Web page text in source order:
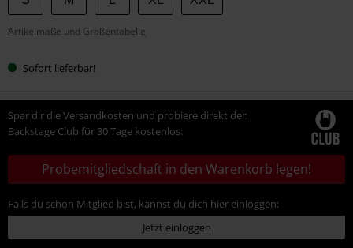
deine
Größe
Artikelmaße und Größentabelle
Sofort lieferbar!
Spar dir die Versandkosten und probiere direkt den
Backstage Club für 30 Tage kostenlos:
Probemitgliedschaft in den Warenkorb legen!
Falls du schon Mitglied bist, kannst du dich hier einloggen:
Jetzt einloggen